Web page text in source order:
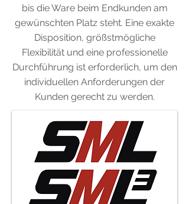
bis die Ware beim Endkunden am
gewünschten Platz steht. Eine exakte
Disposition, größstmögliche
Flexibilität und eine professionelle
Durchführung ist erforderlich, um den
individuellen Anforderungen der
Kunden gerecht zu werden.